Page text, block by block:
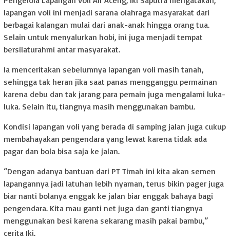
lapangan voli ini menjadi sarana olahraga masyarakat dari
berbagai kalangan mulai dari anak-anak hingga orang tua.
Selain untuk menyalurkan hobi, ini juga menjadi tempat
bersilaturahmi antar masyarakat.
Ia menceritakan sebelumnya lapangan voli masih tanah,
sehingga tak heran jika saat panas mengganggu permainan
karena debu dan tak jarang para pemain juga mengalami luka-
luka. Selain itu, tiangnya masih menggunakan bambu.
Kondisi lapangan voli yang berada di samping jalan juga cukup
membahayakan pengendara yang lewat karena tidak ada
pagar dan bola bisa saja ke jalan.
“Dengan adanya bantuan dari PT Timah ini kita akan semen
lapangannya jadi latuhan lebih nyaman, terus bikin pager juga
biar nanti bolanya enggak ke jalan biar enggak bahaya bagi
pengendara. Kita mau ganti net juga dan ganti tiangnya
menggunakan besi karena sekarang masih pakai bambu,”
cerita Iki.